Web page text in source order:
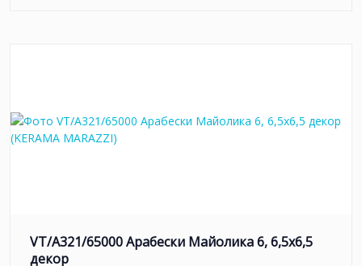
VT/A321/65000 Арабески Майолика 6, 6,5х6,5
декор